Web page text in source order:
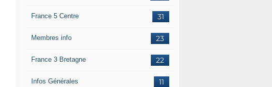
31
France 5 Centre
23
Membres info
22
France 3 Bretagne
11
Infos Générales